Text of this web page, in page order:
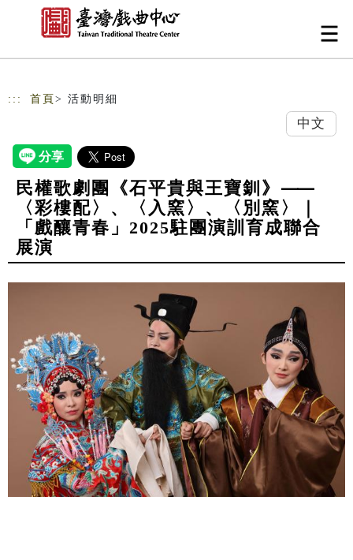
跳到主要內容
網站導覽
::: 首頁 > 活動明細
中文
民權歌劇團《石平貴與王寶釧》⸺
〈彩樓配〉、〈入窯〉、〈別窯〉｜
「戲釀青春」2025駐團演訓育成聯合
展演